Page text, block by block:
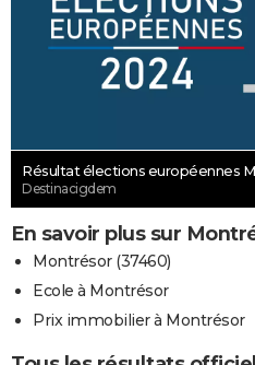
Résultat élections européennes
Destinacigdem
En savoir plus sur
Montrésor (37460)
Ecole à Montrésor
Prix immobilier à Montrésor